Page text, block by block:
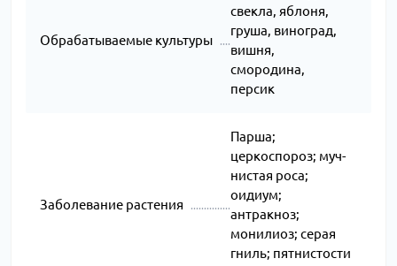
Обрабатываемые культуры
свекла, яблоня,
груша, виноград,
вишня,
смородина,
персик
Заболевание растения
Парша;
церкоспороз; муч­
нис­тая ро­са;
оидиум;
антракноз;
монилиоз; серая
гниль; пятнистости